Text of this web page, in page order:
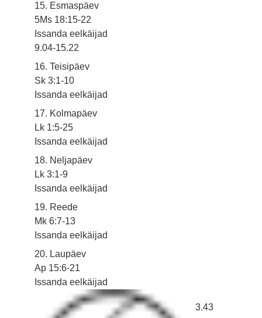
15. Esmaspäev
5Ms 18:15-22
Issanda eelkäijad
9.04-15.22
16. Teisipäev
Sk 3:1-10
Issanda eelkäijad
17. Kolmapäev
Lk 1:5-25
Issanda eelkäijad
18. Neljapäev
Lk 3:1-9
Issanda eelkäijad
19. Reede
Mk 6:7-13
Issanda eelkäijad
20. Laupäev
Ap 15:6-21
Issanda eelkäijad
3.43